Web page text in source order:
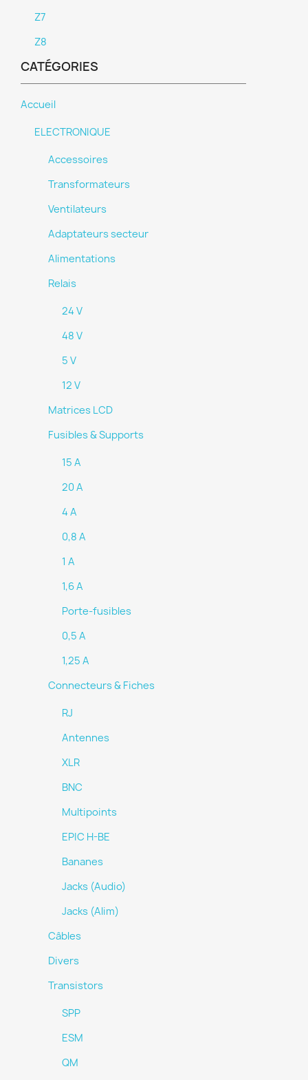
Z7
Z8
CATÉGORIES
Accueil
ELECTRONIQUE
Accessoires
Transformateurs
Ventilateurs
Adaptateurs secteur
Alimentations
Relais
24 V
48 V
5 V
12 V
Matrices LCD
Fusibles & Supports
15 A
20 A
4 A
0,8 A
1 A
1,6 A
Porte-fusibles
0,5 A
1,25 A
Connecteurs & Fiches
RJ
Antennes
XLR
BNC
Multipoints
EPIC H-BE
Bananes
Jacks (Audio)
Jacks (Alim)
Câbles
Divers
Transistors
SPP
ESM
QM